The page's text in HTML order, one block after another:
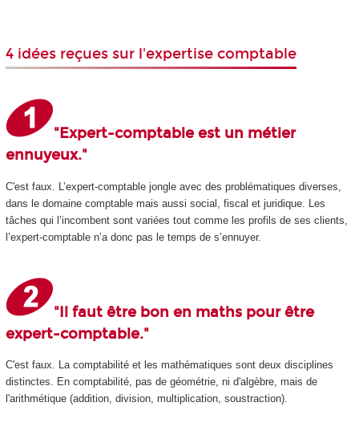
4 idées reçues sur l'expertise comptable
"Expert-comptable est un métier
ennuyeux."
C'est faux. L’expert-comptable jongle avec des problématiques diverses,
dans le domaine comptable mais aussi social, fiscal et juridique. Les
tâches qui l’incombent sont variées tout comme les profils de ses clients,
l’expert-comptable n’a donc pas le temps de s’ennuyer.
"Il faut être bon en maths pour être
expert-comptable."
C'est faux. La comptabilité et les mathématiques sont deux disciplines
distinctes. En comptabilité, pas de géométrie, ni d'algèbre, mais de
l'arithmétique (addition, division, multiplication, soustraction).